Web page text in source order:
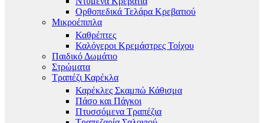
Ορθοπεδικά Τελάρα Κρεβατιού
Μικροέπιπλα
Καθρέπτες
Καλόγεροι Κρεμάστρες Τοίχου
Παιδικό Δωμάτιο
Στρώματα
Τραπέζι Καρέκλα
Καρέκλες Σκαμπώ Κάθισμα
Πάσο και Πάγκοι
Πτυσσόμενα Τραπέζια